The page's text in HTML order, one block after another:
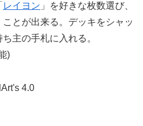
レイヨン 」を好きな枚数選び、
とが出来る。デッキをシャッ
主の手札に入れる。
)
4.0